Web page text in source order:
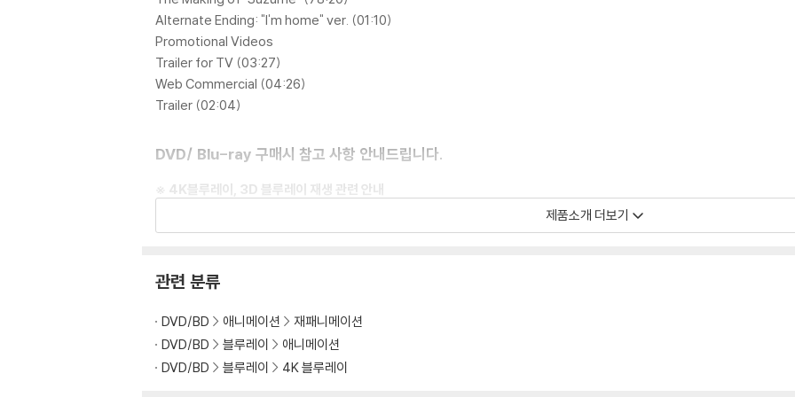
Alternate Ending: "I'm home" ver. (01:10)
Promotional Videos
Trailer for TV (03:27)
Web Commercial (04:26)
Trailer (02:04)
DVD/ Blu-ray 구매시 참고 사항 안내드립니다.
※ 4K블루레이, 3D 블루레이 재생 관련 안내
1) 4K UHD 디스크는 대용량의 데이터 전송이 필요하므로 4K전용 플레이어를 사용하셔야 합니다. 더불어 플레이어 소프트웨
필수입니다.
※ 아웃케이스/구성품/포장 상태
1) 제작/배송 과정에서 경미한 아웃케이스 주름, 모서리 눌림 및 갈라짐이 발생할 수 있습니다. 반품을 원하실 경우 미개봉 상태
2) 스틸북 케이스 제작 과정에서 기포 혹은 경미한 인쇄 오류가 발생할 수 있습니다.
3) 렌티큘러 스틸북의 경우, 보호필름이 붙어 판매되기도 합니다. 보호필름 손상에 의한 교환/반품은 불가합니다.
제품소개 더보기
관련 분류
DVD/BD 애니메이션
재패니메이션
DVD/BD
블루레이
애니메이션
DVD/BD
블루레이 4K 블루레이